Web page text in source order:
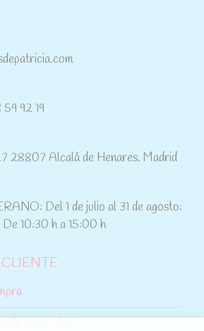
92 19
28807 Alcalá de Henares. Madrid
Del 1 de julio al 31 de agosto:
De 10:30 h a 15:00 h